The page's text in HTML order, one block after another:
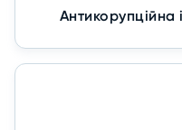
Антикорупційна